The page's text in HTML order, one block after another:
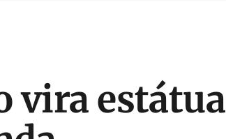
vira estátua